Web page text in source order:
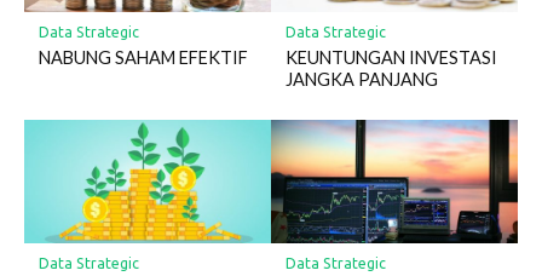
Data Strategic
NABUNG SAHAM EFEKTIF
Data Strategic
KEUNTUNGAN INVESTASI
JANGKA PANJANG
Data Strategic Data Strategic